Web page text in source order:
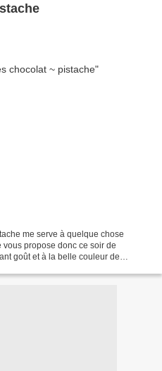
me serve à quelque chose
propose donc ce soir de
goût et à la belle couleur de